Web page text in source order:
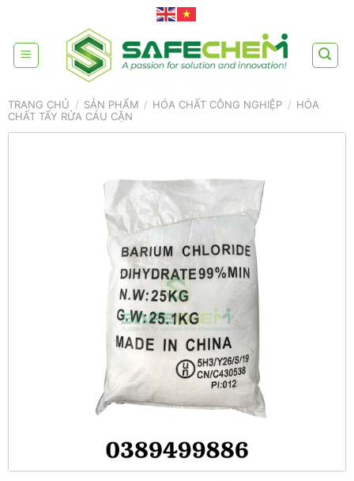
content
TRANG CHỦ / SẢN PHẨM / HÓA CHẤT CÔNG NGHIỆP / HÓA
CHẤT TẨY RỬA CÁU CẶN